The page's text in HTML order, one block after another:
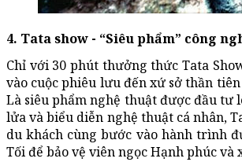
4. Tata show - “Siêu phẩm” công
Chỉ với 30 phút thưởng thức Tata
vào cuộc phiêu lưu đến xứ sở thần
Là siêu phẩm nghệ thuật được đầu
lửa và biểu diễn nghệ thuật cá nhân,
du khách cùng bước vào hành trình
Tối để bảo vệ viên ngọc Hạnh phúc và